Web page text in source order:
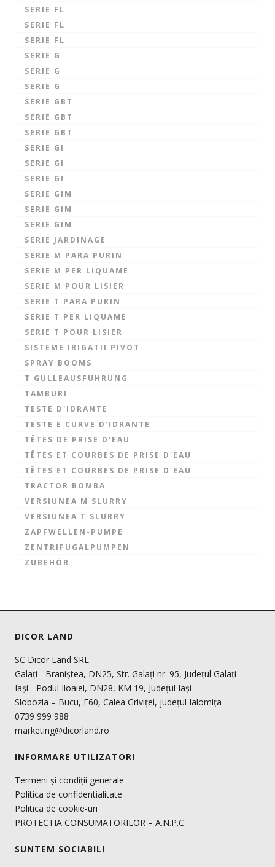
SERIE FL
SERIE FL
SERIE FL
SERIE G
SERIE G
SERIE G
SERIE GBT
SERIE GBT
SERIE GBT
SERIE GI
SERIE GI
SERIE GI
SERIE GIM
SERIE GIM
SERIE GIM
SERIE JARDINAGE
SERIE M PARA PURIN
SERIE M PER LIQUAME
SERIE M POUR LISIER
SERIE T PARA PURIN
SERIE T PER LIQUAME
SERIE T POUR LISIER
SISTEME IRIGATII PIVOT
SPRAY BOOMS
T GULLEAUSFUHRUNG
TAMBURI
TESTE D'IDRANTE
TESTE E CURVE D'IDRANTE
TÊTES DE PRISE D'EAU
TÊTES ET COURBES DE PRISE D'EAU
TÊTES ET COURBES DE PRISE D'EAU
TRACTOR BOMBA
VERSIUNEA M SLURRY
VERSIUNEA T SLURRY
ZAPFWELLEN-PUMPE
ZENTRIFUGALPUMPEN
ZUBEHÖR
DICOR LAND
SC Dicor Land SRL
Galați - Braniștea, DN25, Str. Galați nr. 95, Județul Galați
Iași - Podul Iloaiei, DN28, KM 19, Județul Iași
Slobozia – Bucu, E60, Calea Griviței, județul Ialomița
0739 999 988
marketing@dicorland.ro
INFORMARE UTILIZATORI
Termeni și condiții generale
Politica de confidentialitate
Politica de cookie-uri
PROTECTIA CONSUMATORILOR – A.N.P.C.
SUNTEM SOCIABILI